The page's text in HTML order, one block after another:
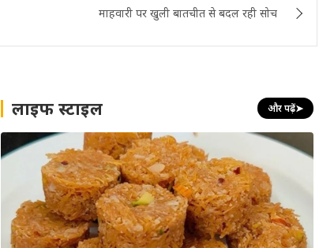
माहवारी पर खुली बातचीत से बदल रही सोच
लाइफ स्टाइल और पढ़ें➤